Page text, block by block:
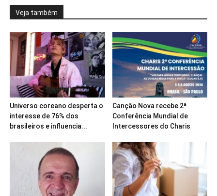
Veja também
Universo coreano desperta o
interesse de 76% dos
brasileiros e influencia...
Canção Nova recebe 2ª
Conferência Mundial de
Intercessores do Charis